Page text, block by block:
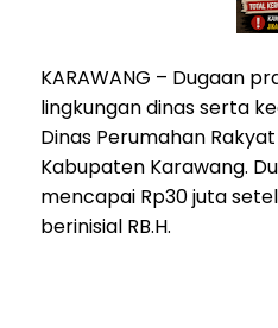
KARAWANG – Dugaan
lingkungan dinas serta
Dinas Perumahan
Kabupaten Karawang.
mencapai Rp30 juta
berinisial RB.H.